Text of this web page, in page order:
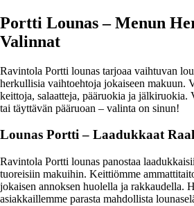
Portti Lounas – Menun
Valinnat
Ravintola Portti lounas tarjoaa vaihtuvan
herkullisia vaihtoehtoja jokaiseen makuun.
keittoja, salaatteja, pääruokia ja jälkiruokia.
tai täyttävän pääruoan – valinta on sinun!
Lounas Portti – Laadukkaat
Ravintola Portti lounas panostaa
tuoreisiin makuihin. Keittiömme
jokaisen annoksen huolella ja rakkaudella.
asiakkaillemme parasta mahdollista